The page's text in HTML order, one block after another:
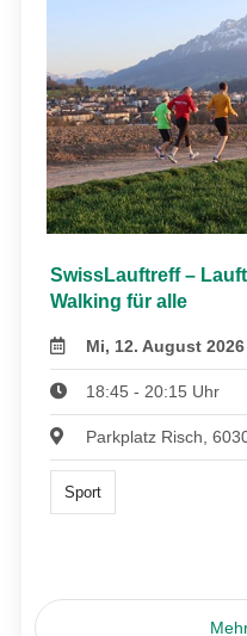
SwissLauftreff –
Walking für alle
Mi, 12. August 2026
18:45 - 20:15 Uhr
Parkplatz Risch,
Sport